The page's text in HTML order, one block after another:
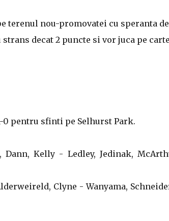
terenul nou-promovatei cu speranta
decat 2 puncte si vor juca pe
0 pentru sfinti pe Selhurst Park.
Dann, Kelly - Ledley, Jedinak,
Clyne - Wanyama,